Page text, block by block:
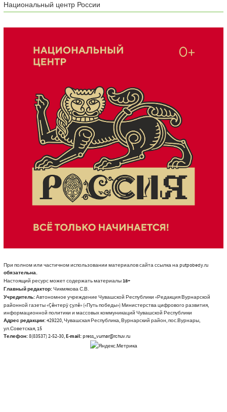
Национальный центр России
При полном или частичном использовании материалов сайта ссылка на putpobedy.ru
обязательна.
Настоящий ресурс может содержать материалы18+
Главный редактор:Чикмякова С.В.
Учредитель:Автономное учреждение Чувашской Республики «Редакция Вурнарской
районной газеты «Çĕнтерÿ çулĕ» («Путь победы») Министерства цифрового развития,
информационной политики и массовых коммуникаций Чувашской Республики
Адрес редакции:429220, Чувашская Республика, Вурнарский район, пос.Вурнары,
ул.Советская, 15
Телефон:8(83537) 2-52-30, E-mail:press_vurnar@rchuv.ru